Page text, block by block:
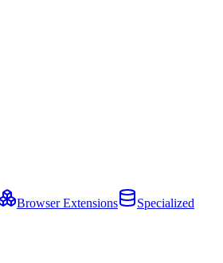
Browser Extensions Specialized